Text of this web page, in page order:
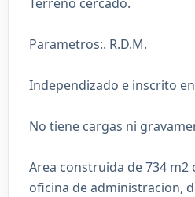
Parametros:. R.D.M.
Independizado e inscrito
No tiene cargas ni
Area construida de 734 m2
oficina de administracion,